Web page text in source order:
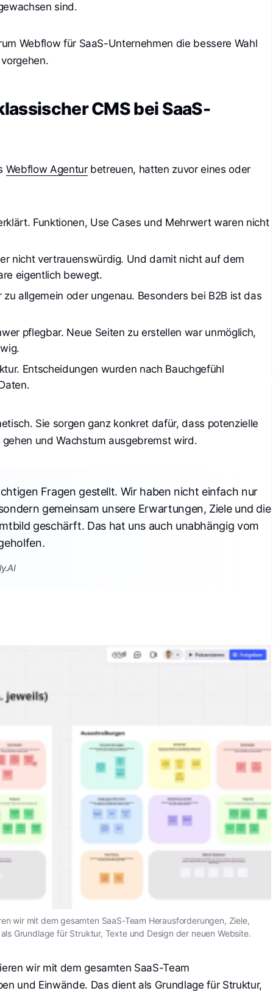
sind.
Webflow für SaaS-Unternehmen die bessere Wahl
CMS bei SaaS-
Webflow Agenturbetreuen, hatten zuvor eines oder
Funktionen, Use Cases und Mehrwert waren nicht
nicht vertrauenswürdig. Und damit nicht auf dem
eigentlich bewegt.
allgemein oder ungenau. Besonders bei B2B ist das
pflegbar. Neue Seiten zu erstellen war unmöglich,
Entscheidungen wurden nach Bauchgefühl
Sie sorgen ganz konkret dafür, dass potenzielle
und Wachstum ausgebremst wird.
Fragen gestellt. Wir haben nicht einfach nur
gemeinsam unsere Erwartungen, Ziele und die
geschärft. Das hat uns auch unabhängig vom
wir mit dem gesamten SaaS-Team Herausforderungen, Ziele,
Grundlage für Struktur, Texte und Design der neuen Website.
wir mit dem gesamten SaaS-Team
und Einwände. Das dient als Grundlage für Struktur,